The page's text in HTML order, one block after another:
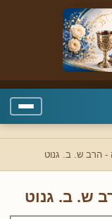
- הרב ש. ב. גנוט
ש. ב. גנוט